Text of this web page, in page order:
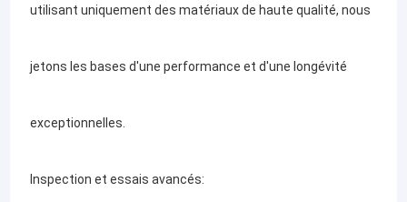
utilisant uniquement des matériaux de haute qualité, nous
jetons les bases d'une performance et d'une longévité
exceptionnelles.
Inspection et essais avancés: